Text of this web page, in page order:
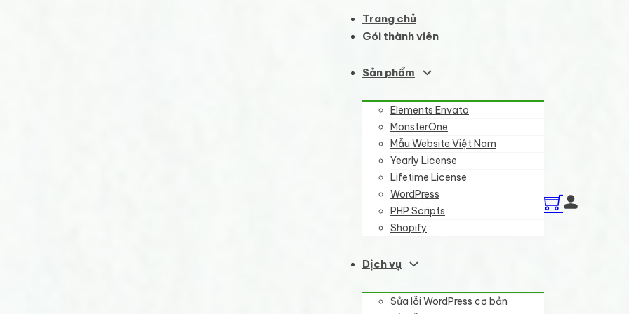
Trang chủ
Gói thành viên
Sản phẩm
Elements Envato
MonsterOne
Mẫu Website Việt Nam
Yearly License
Lifetime License
WordPress
PHP Scripts
Shopify
Dịch vụ
Sửa lỗi WordPress cơ bản